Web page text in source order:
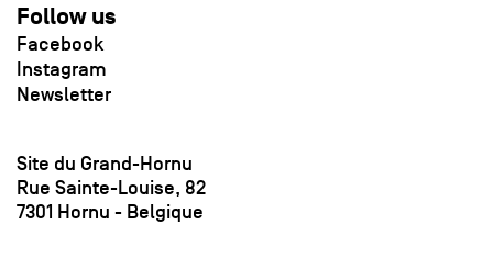
Follow us
Facebook
Instagram
Newsletter
Site du Grand-Hornu
Rue Sainte-Louise, 82
7301 Hornu - Belgique